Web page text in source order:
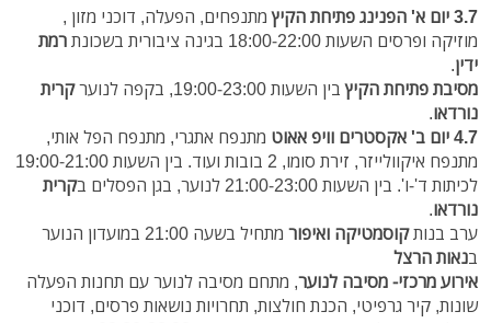
3.7 יום א' הפנינג פתיחת הקיץמתנפחים, הפעלה, דוכני מזון ,
מוזיקה ופרסים השעות 18:00-22:00 בגינה ציבורית בשכונת
רמת
ידין.
מסיבת פתיחת הקיץבין השעות 19:00-23:00, בקפה לנוערקרית
נורדאו.
4.7 יום ב'
אקסטרים וויפ אאוט מתנפח אתגרי, מתנפח הפל אותי,
מתנפח איקוולייזר, זירת סומו, 2 בובות ועוד.
בין השעות 19:00-21:00
לכיתות ד'-ו'. בין השעות 21:00-23:00 לנוער,
בגן הפסלים בקרית
נורדאו.
ערב בנותקוסמטיקה ואיפור
מתחיל בשעה 21:00 במועדון הנוער
בנאות הרצל
אירוע מרכזי- מסיבה לנוער, מתחם מסיבה לנוער עם תחנות הפעלה
שונות, קיר גרפיטי, הכנת חולצות, תחרויות נושאות פרסים, דוכני